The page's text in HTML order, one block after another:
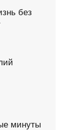
без
минуты